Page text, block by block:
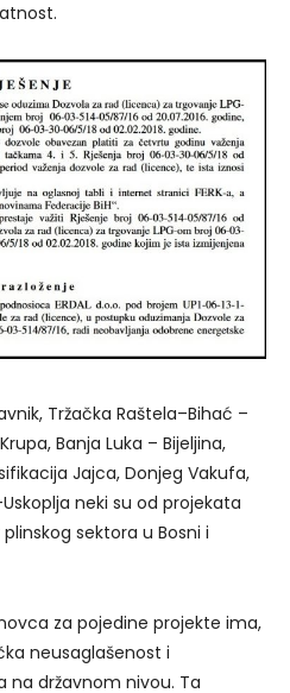
Tržačka Raštela–Bihać –
Banja Luka – Bijeljina,
Jajca, Donjeg Vakufa,
neki su od projekata
sektora u Bosni i
za pojedine projekte ima,
neusaglašenost i
na državnom nivou. Ta